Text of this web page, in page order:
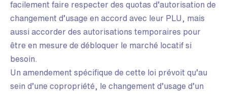
facilement faire respecter des quotas d’autorisation de
changement d’usage en accord avec leur PLU, mais
aussi accorder des autorisations temporaires pour
être en mesure de débloquer le marché locatif si
besoin.
Un amendement spécifique de cette loi prévoit qu’au
sein d’une copropriété, le changement d’usage d’un